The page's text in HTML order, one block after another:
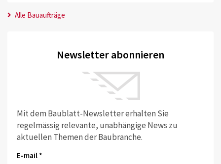
Alle Bauaufträge
Newsletter abonnieren
Mit dem Baublatt-Newsletter erhalten Sie
regelmässig relevante, unabhängige News zu
aktuellen Themen der Baubranche.
E-mail *